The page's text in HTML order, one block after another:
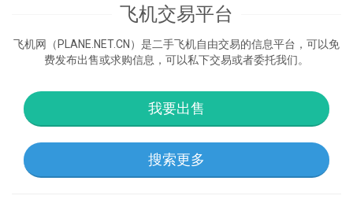
飞机交易平台
飞机网（PLANE.NET.CN）是二手飞机自由交易的信息平台，可以免
费发布出售或求购信息，可以私下交易或者委托我们。
我要出售
搜索更多